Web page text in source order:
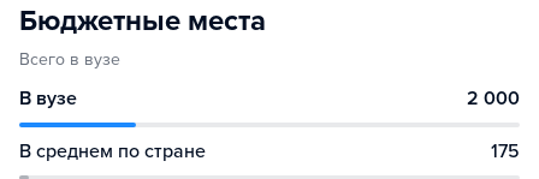
Бюджетные места
Всего в вузе
В вузе 2 000
В среднем по стране 175